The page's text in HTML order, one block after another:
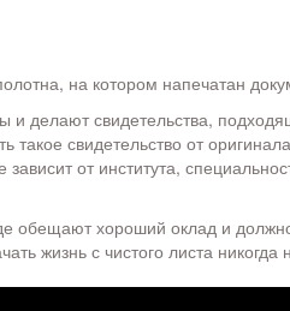
на котором напечатан
и делают свидетельства,
свидетельство от
от института,
обещают хороший оклад и
жизнь с чистого листа никогда